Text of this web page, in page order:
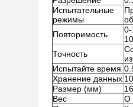
Испытательные
режимы
Повторимость
Точность
Испытайте время
Хранение данных
Размер (мм)
Вес
О